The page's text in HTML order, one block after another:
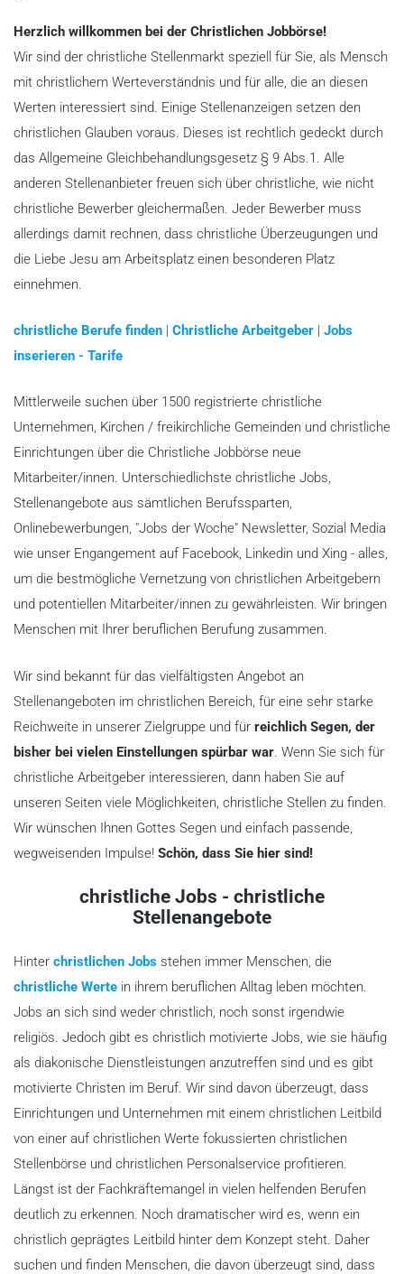
Herzlich willkommen bei der Christlichen Jobbörse!
Wir sind der christliche Stellenmarkt speziell für Sie, als Mensch
mit christlichem Werteverständnis und für alle, die an diesen
Werten interessiert sind. Einige Stellenanzeigen setzen den
christlichen Glauben voraus. Dieses ist rechtlich gedeckt durch
das Allgemeine Gleichbehandlungsgesetz § 9 Abs.1. Alle
anderen Stellenanbieter freuen sich über christliche, wie nicht
christliche Bewerber gleichermaßen. Jeder Bewerber muss
allerdings damit rechnen, dass christliche Überzeugungen und
die Liebe Jesu am Arbeitsplatz einen besonderen Platz
einnehmen.
christliche Berufe finden Christliche Arbeitgeber
Jobs
inserieren - Tarife
Mittlerweile suchen über 1500 registrierte christliche
Unternehmen, Kirchen / freikirchliche Gemeinden und christliche
Einrichtungen über die Christliche Jobbörse neue
Mitarbeiter/innen. Unterschiedlichste christliche Jobs,
Stellenangebote aus sämtlichen Berufssparten,
Onlinebewerbungen, "Jobs der Woche" Newsletter, Sozial Media
wie unser Engangement auf Facebook, Linkedin und Xing - alles,
um die bestmögliche Vernetzung von christlichen Arbeitgebern
und potentiellen Mitarbeiter/innen zu gewährleisten. Wir bringen
Menschen mit Ihrer beruflichen Berufung zusammen.
Wir sind bekannt für das vielfältigsten Angebot an
Stellenangeboten im christlichen Bereich, für eine sehr starke
Reichweite in unserer Zielgruppe und für reichlich Segen, der
bisher bei vielen Einstellungen spürbar war . Wenn Sie sich für
christliche Arbeitgeber interessieren, dann haben Sie auf
unseren Seiten viele Möglichkeiten, christliche Stellen zu finden.
Wir wünschen Ihnen Gottes Segen und einfach passende,
wegweisenden Impulse! Schön, dass Sie hier sind!
christliche Jobs - christliche
Stellenangebote
Hinter christlichen Jobs stehen immer Menschen, die
christliche Werte in ihrem beruflichen Alltag leben möchten.
Jobs an sich sind weder christlich, noch sonst irgendwie
religiös. Jedoch gibt es christlich motivierte Jobs, wie sie häufig
als diakonische Dienstleistungen anzutreffen sind und es gibt
motivierte Christen im Beruf. Wir sind davon überzeugt, dass
Einrichtungen und Unternehmen mit einem christlichen Leitbild
von einer auf christlichen Werte fokussierten christlichen
Stellenbörse und christlichen Personalservice profitieren.
Längst ist der Fachkräftemangel in vielen helfenden Berufen
deutlich zu erkennen. Noch dramatischer wird es, wenn ein
christlich geprägtes Leitbild hinter dem Konzept steht. Daher
suchen und finden Menschen, die davon überzeugt sind, dass